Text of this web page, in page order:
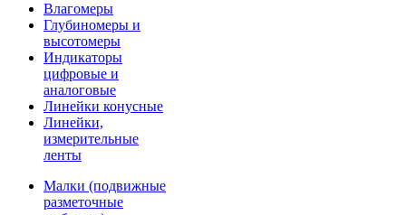
Влагомеры
Глубиномеры и
высотомеры
Индикаторы
цифровые и
аналоговые
Линейки конусные
Линейки,
измерительные
ленты
Малки (подвижные
разметочные